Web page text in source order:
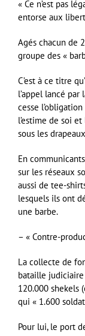
« Ce n’est pas
entorse aux
Agés chacun de
groupe des «
C’est à ce titre
l’appel lancé par
cesse
l’estime de soi
sous les
En
sur les réseaux
aussi de tee-
lesquels ils ont
une barbe.
– « Contre-
La collecte de
bataille
120.000 shekels
qui « 1.600
Pour lui, le port